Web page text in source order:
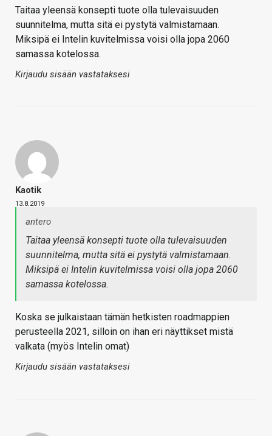
Taitaa yleensä konsepti tuote olla tulevaisuuden
suunnitelma, mutta sitä ei pystytä valmistamaan.
Miksipä ei Intelin kuvitelmissa voisi olla jopa 2060
samassa kotelossa.
Kirjaudu sisään vastataksesi
Kaotik
13.8.2019
antero
Taitaa yleensä konsepti tuote olla tulevaisuuden
suunnitelma, mutta sitä ei pystytä valmistamaan.
Miksipä ei Intelin kuvitelmissa voisi olla jopa 2060
samassa kotelossa.
Koska se julkaistaan tämän hetkisten roadmappien
perusteella 2021, silloin on ihan eri näyttikset mistä
valkata (myös Intelin omat)
Kirjaudu sisään vastataksesi